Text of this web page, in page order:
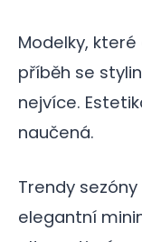
Modelky,
příběh se
nejvíce.
naučená.
Trendy
elegantní